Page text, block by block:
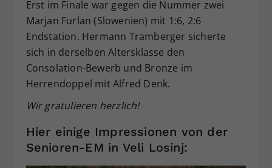
Erst im Finale war gegen die Nummer zwei
Marjan Furlan (Slowenien) mit 1:6, 2:6
Endstation. Hermann Tramberger sicherte
sich in derselben Altersklasse den
Consolation-Bewerb und Bronze im
Herrendoppel mit Alfred Denk.
Wir gratulieren herzlich!
Hier einige Impressionen von der
Senioren-EM in Veli Losinj: